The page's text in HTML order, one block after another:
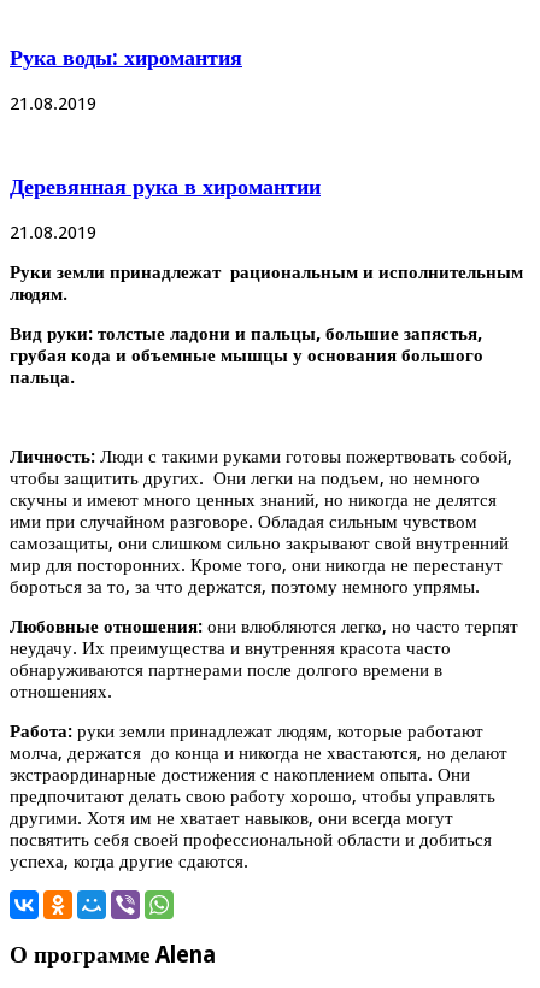
Рука воды: хиромантия
21.08.2019
Деревянная рука в хиромантии
21.08.2019
Руки земли принадлежат рациональным и исполнительным
людям.
Вид руки: толстые ладони и пальцы, большие запястья,
грубая кода и объемные мышцы у основания большого
пальца.
Личность: Люди с такими руками готовы пожертвовать собой,
чтобы защитить других. Они легки на подъем, но немного
скучны и имеют много ценных знаний, но никогда не делятся
ими при случайном разговоре. Обладая сильным чувством
самозащиты, они слишком сильно закрывают свой внутренний
мир для посторонних. Кроме того, они никогда не перестанут
бороться за то, за что держатся, поэтому немного упрямы.
Любовные отношения: они влюбляются легко, но часто терпят
неудачу. Их преимущества и внутренняя красота часто
обнаруживаются партнерами после долгого времени в
отношениях.
Работа: руки земли принадлежат людям, которые работают
молча, держатся до конца и никогда не хвастаются, но делают
экстраординарные достижения с накоплением опыта. Они
предпочитают делать свою работу хорошо, чтобы управлять
другими. Хотя им не хватает навыков, они всегда могут
посвятить себя своей профессиональной области и добиться
успеха, когда другие сдаются.
О программе Alena